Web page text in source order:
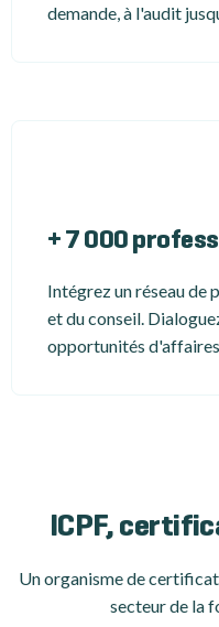
demande, à l'audit
+ 7 000
Intégrez un réseau de
et du conseil.
opportunités
ICPF,
Un organisme de
secteur de la